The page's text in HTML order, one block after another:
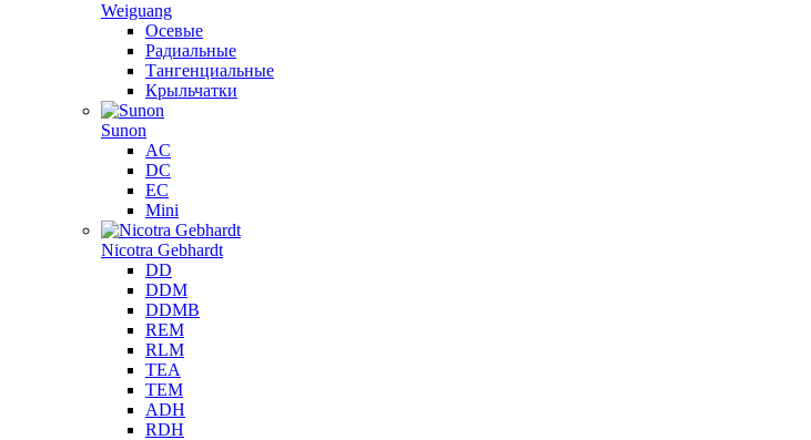
Weiguang
Осевые
Радиальные
Тангенциальные
Крыльчатки
Sunon
AC
DC
EC
Mini
Nicotra Gebhardt
DD
DDM
DDMB
REM
RLM
TEA
TEM
ADH
RDH